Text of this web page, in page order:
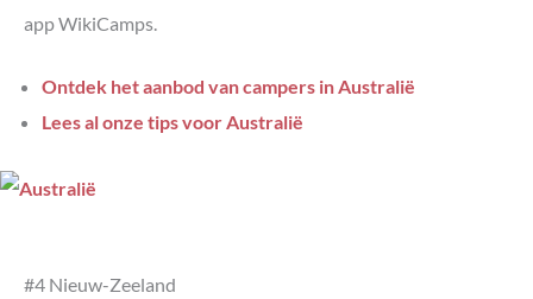
app WikiCamps.
Ontdek het aanbod van campers in Australië
Lees al onze tips voor Australië
#4 Nieuw-Zeeland